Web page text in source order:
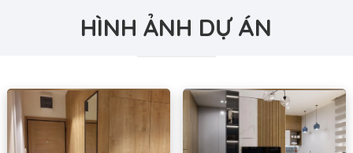
HÌNH ẢNH DỰ ÁN